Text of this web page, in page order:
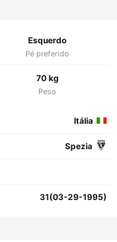
Esquerdo
Pé preferido
70 kg
Peso
Itália
Spezia
31(03-29-1995)